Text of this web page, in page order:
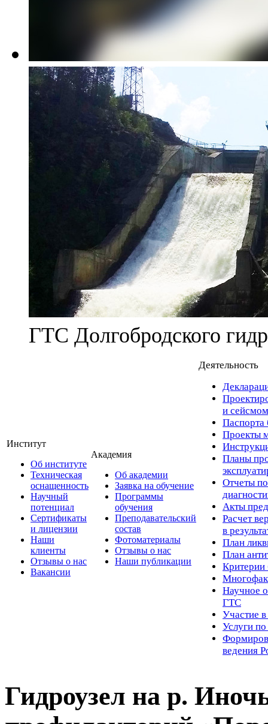
ГТС Долгобродского
Институт
Об институте
Техническая
оснащенность
Научный
потенциал
Сертификаты
и лицензии
Наши
клиенты
Отзывы о нас
Вакансии
Академия
Об академии
Заявка на обучение
Программы
обучения
Преподавательский
состав
Фотоматериалы
Отзывы о нас
Наши публикации
Деятельность
и
Паспорта
Проекты
Планы
Отчеты по
Акты
Расчет
в
План
План
Критерии
Научное
ГТС
Участие
Услуги
ведения
Гидроузел на р.